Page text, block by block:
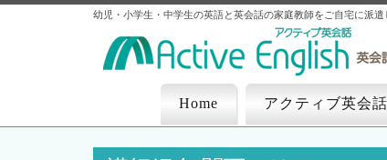
幼児・小学生・中学生の英語と英会話の家庭教師をご自宅に派遣
Home アクティブ英会